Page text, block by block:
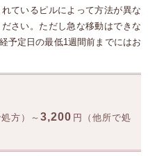
ているピルによって方法が異な
さい。ただし急な移動はできな
予定日の最低1週間前までにはお
方）～3,200 円（他所で処